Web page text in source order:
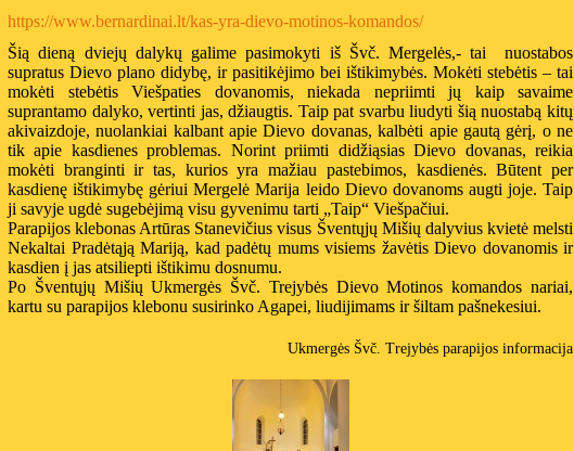
https://www.bernardinai.lt/kas-yra-dievo-motinos-komandos/
Šią dieną dviejų dalykų galime pasimokyti iš Švč. Mergelės,- tai nuostabos
supratus Dievo plano didybę, ir pasitikėjimo bei ištikimybės. Mokėti stebėtis – tai
mokėti stebėtis Viešpaties dovanomis, niekada nepriimti jų kaip savaime
suprantamo dalyko, vertinti jas, džiaugtis. Taip pat svarbu liudyti šią nuostabą kitų
akivaizdoje, nuolankiai kalbant apie Dievo dovanas, kalbėti apie gautą gėrį, o ne
tik apie kasdienes problemas. Norint priimti didžiąsias Dievo dovanas, reikia
mokėti branginti ir tas, kurios yra mažiau pastebimos, kasdienės. Būtent per
kasdienę ištikimybę gėriui Mergelė Marija leido Dievo dovanoms augti joje. Taip
ji savyje ugdė sugebėjimą visu gyvenimu tarti „Taip“ Viešpačiui.
Parapijos klebonas Artūras Stanevičius visus Šventųjų Mišių dalyvius kvietė melsti
Nekaltai Pradėtąją Mariją, kad padėtų mums visiems žavėtis Dievo dovanomis ir
kasdien į jas atsiliepti ištikimu dosnumu.
Po Šventųjų Mišių Ukmergės Švč. Trejybės Dievo Motinos komandos nariai,
kartu su parapijos klebonu susirinko Agapei, liudijimams ir šiltam pašnekesiui.
Ukmergės Švč. Trejybės parapijos informacija